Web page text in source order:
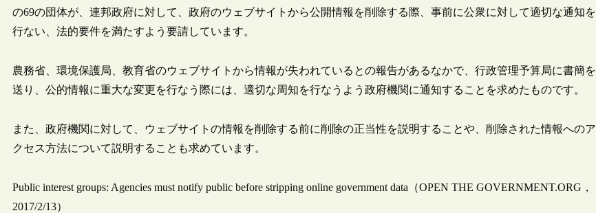
の69の団体が、連邦政府に対して、政府のウェブサイトから公開情報を削除する際、事前に公衆に対して適切な通知を
行ない、法的要件を満たすよう要請しています。
農務省、環境保護局、教育省のウェブサイトから情報が失われているとの報告があるなかで、行政管理予算局に書簡を
送り、公的情報に重大な変更を行なう際には、適切な周知を行なうよう政府機関に通知することを求めたものです。
また、政府機関に対して、ウェブサイトの情報を削除する前に削除の正当性を説明することや、削除された情報へのア
クセス方法について説明することも求めています。
Public interest groups: Agencies must notify public before stripping online government data（OPEN THE GOVERNMENT.ORG，
2017/2/13）